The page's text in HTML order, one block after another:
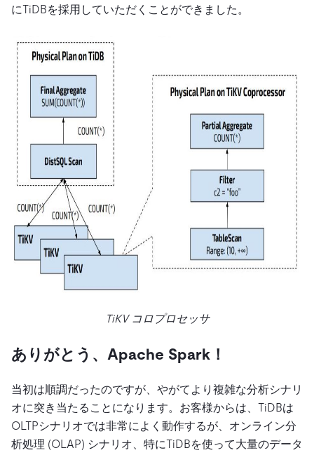
にTiDBを採用していただくことができました。
TiKV コロプロセッサ
ありがとう、Apache Spark！
当初は順調だったのですが、やがてより複雑な分析シナリ
オに突き当たることになります。お客様からは、TiDBは
OLTPシナリオでは非常によく動作するが、オンライン分
析処理 (OLAP) シナリオ、特にTiDBを使って大量のデータ